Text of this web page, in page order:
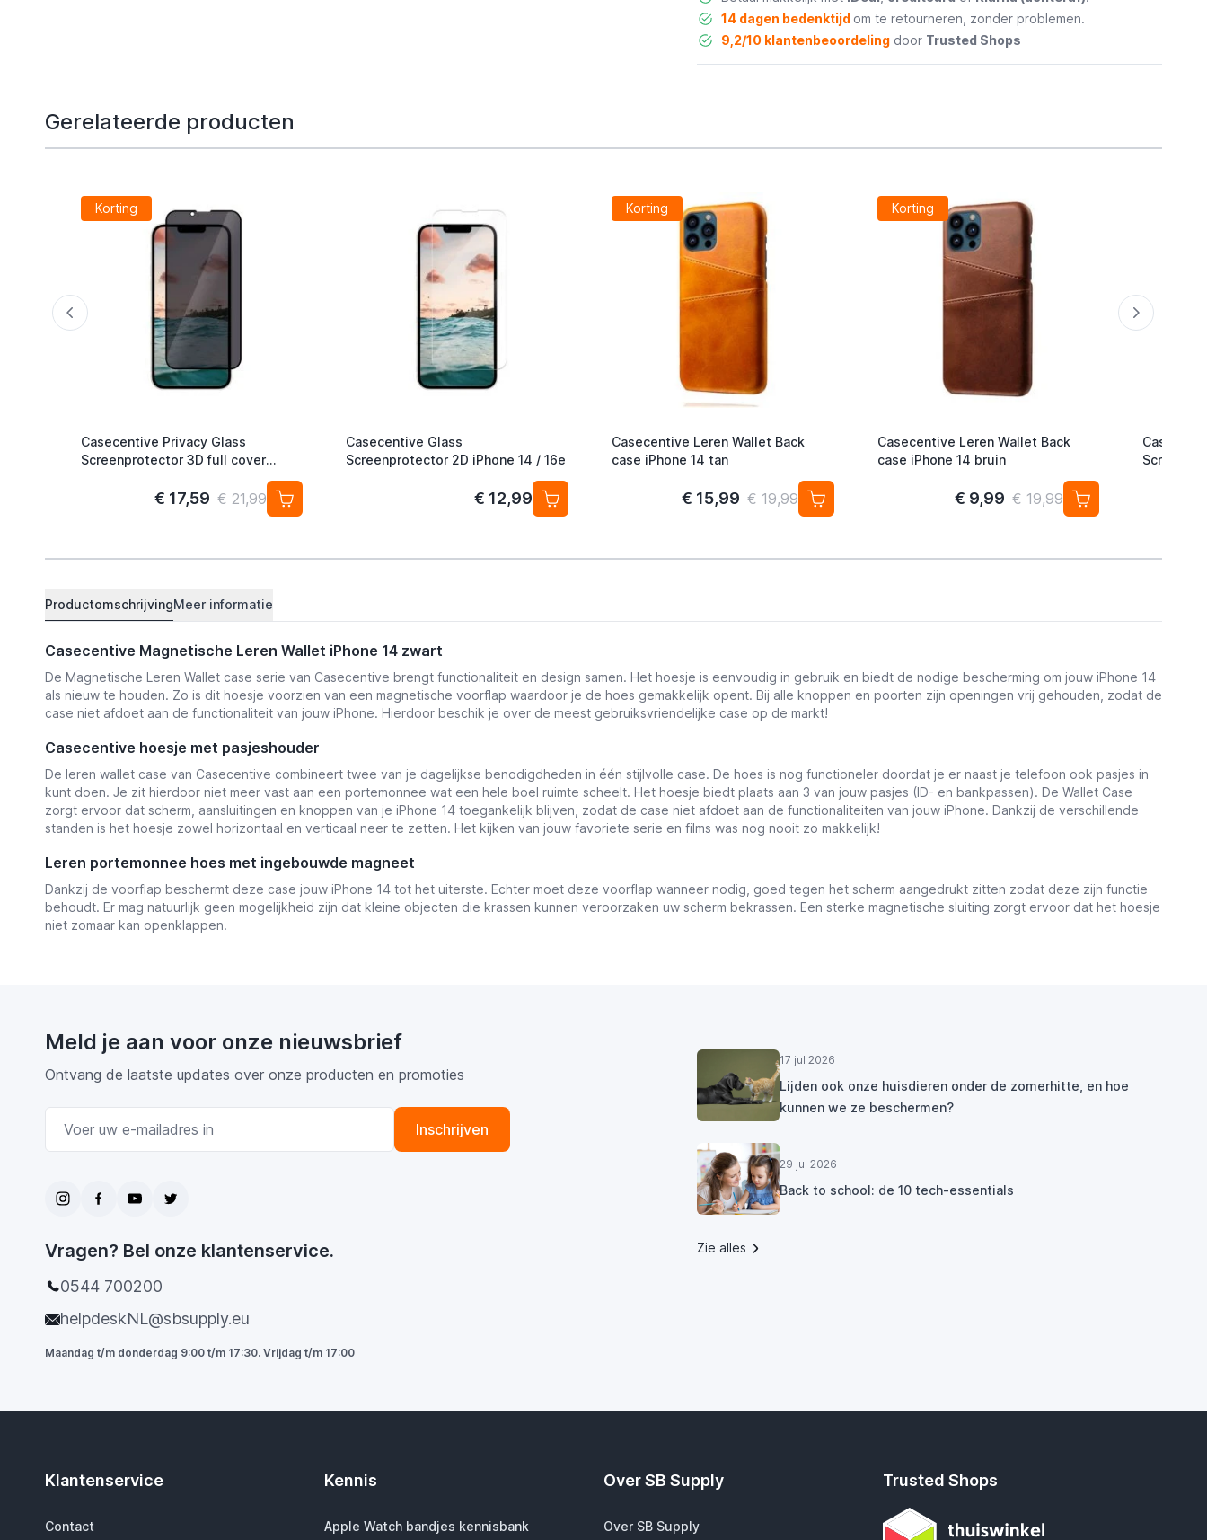
14 dagen bedenktijd om te retourneren, zonder problemen.
9,2/10 klantenbeoordelingdoor Trusted Shops
Gerelateerde producten
Korting
Casecentive Privacy Glass
Screenprotector 3D full cover
€ 17,59 € 21,99
Casecentive Glass
Screenprotector 2D iPhone 14 / 16e
€ 12,99
Korting
Casecentive Leren Wallet Back
case iPhone 14 tan
€ 15,99 € 19,99
Korting
Casecentive Leren Wallet Back
case iPhone 14 bruin
€ 9,99 € 19,99
ProductomschrijvingMeer informatie
Casecentive Magnetische Leren Wallet iPhone 14 zwart
De Magnetische Leren Wallet case serie van Casecentive brengt functionaliteit en design samen. Het hoesje is eenvoudig in gebruik en biedt de nodige bescherming om jouw iPhone 14
als nieuw te houden. Zo is dit hoesje voorzien van een magnetische voorflap waardoor je de hoes gemakkelijk opent. Bij alle knoppen en poorten zijn openingen vrij gehouden, zodat de
case niet afdoet aan de functionaliteit van jouw iPhone. Hierdoor beschik je over de meest gebruiksvriendelijke case op de markt!
Casecentive hoesje met pasjeshouder
De leren wallet case van Casecentive combineert twee van je dagelijkse benodigdheden in één stijlvolle case. De hoes is nog functioneler doordat je er naast je telefoon ook pasjes in
kunt doen. Je zit hierdoor niet meer vast aan een portemonnee wat een hele boel ruimte scheelt. Het hoesje biedt plaats aan 3 van jouw pasjes (ID- en bankpassen). De Wallet Case
zorgt ervoor dat scherm, aansluitingen en knoppen van je iPhone 14 toegankelijk blijven, zodat de case niet afdoet aan de functionaliteiten van jouw iPhone. Dankzij de verschillende
standen is het hoesje zowel horizontaal en verticaal neer te zetten. Het kijken van jouw favoriete serie en films was nog nooit zo makkelijk!
Leren portemonnee hoes met ingebouwde magneet
Dankzij de voorflap beschermt deze case jouw iPhone 14 tot het uiterste. Echter moet deze voorflap wanneer nodig, goed tegen het scherm aangedrukt zitten zodat deze zijn functie
behoudt. Er mag natuurlijk geen mogelijkheid zijn dat kleine objecten die krassen kunnen veroorzaken uw scherm bekrassen. Een sterke magnetische sluiting zorgt ervoor dat het hoesje
niet zomaar kan openklappen.
Meld je aan voor onze nieuwsbrief
Ontvang de laatste updates over onze producten en promoties
Inschrijven
Vragen? Bel onze klantenservice.
0544 700200
helpdeskNL@sbsupply.eu
Maandag t/m donderdag 9:00 t/m 17:30. Vrijdag t/m 17:00
17 jul 2026
Lijden ook onze huisdieren onder de zomerhitte, en hoe
kunnen we ze beschermen?
29 jul 2026
Back to school: de 10 tech-essentials
Zie alles
Klantenservice
Contact
Kennis
Apple Watch bandjes kennisbank
Over SB Supply
Over SB Supply
Trusted Shops